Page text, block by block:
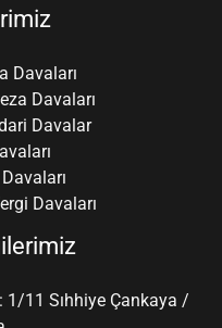
Davaları
Davaları
Davalar
Davaları
1/11 Sıhhiye Çankaya /